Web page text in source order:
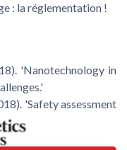
: la réglementation !
'Nanotechnology in
'Safety assessment